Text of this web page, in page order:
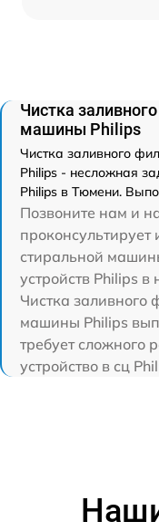
Чистка
машины Philips
Чистка заливного
Philips - несложная
Philips в Тюмени.
Позвоните нам и
проконсультирует
стиральной
устройств Philips
Чистка заливного
машины Philips
требует сложного
устройство в сц